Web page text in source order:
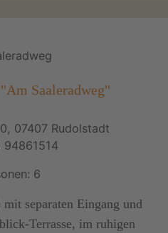
Saaleradweg"
07407 Rudolstadt
94861514
6
separaten Eingang und
Terrasse, im ruhigen